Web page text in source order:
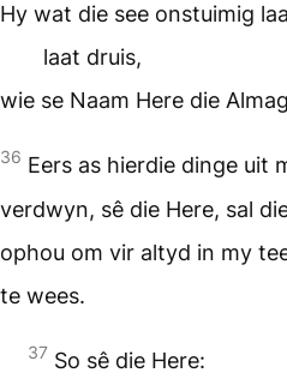
Hy wat die see onstuimig
laat druis,
wie se Naam Here die
36 Eers as hierdie dinge uit
verdwyn, sê die Here, sal
ophou om vir altyd in my
te wees.
37 So sê die Here: